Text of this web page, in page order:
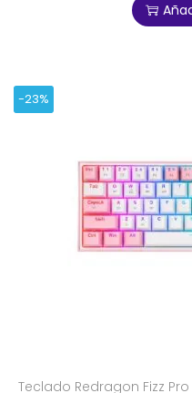
-23%
Teclado Redragon Fizz Pro